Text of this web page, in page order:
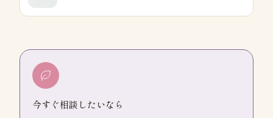
今すぐ相談したいなら